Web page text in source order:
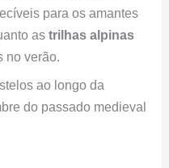
para os amantes
astrilhas alpinas
no verão.
ao longo da
do passado medieval